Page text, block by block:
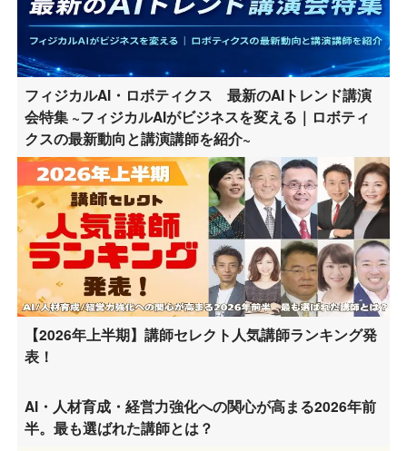
フィジカルAI・ロボティクス 最新のAIトレンド講演
会特集 ~フィジカルAIがビジネスを変える｜ロボティ
クスの最新動向と講演講師を紹介~
【2026年上半期】講師セレクト人気講師ランキング発
表！
AI・人材育成・経営力強化への関心が高まる2026年前
半。最も選ばれた講師とは？